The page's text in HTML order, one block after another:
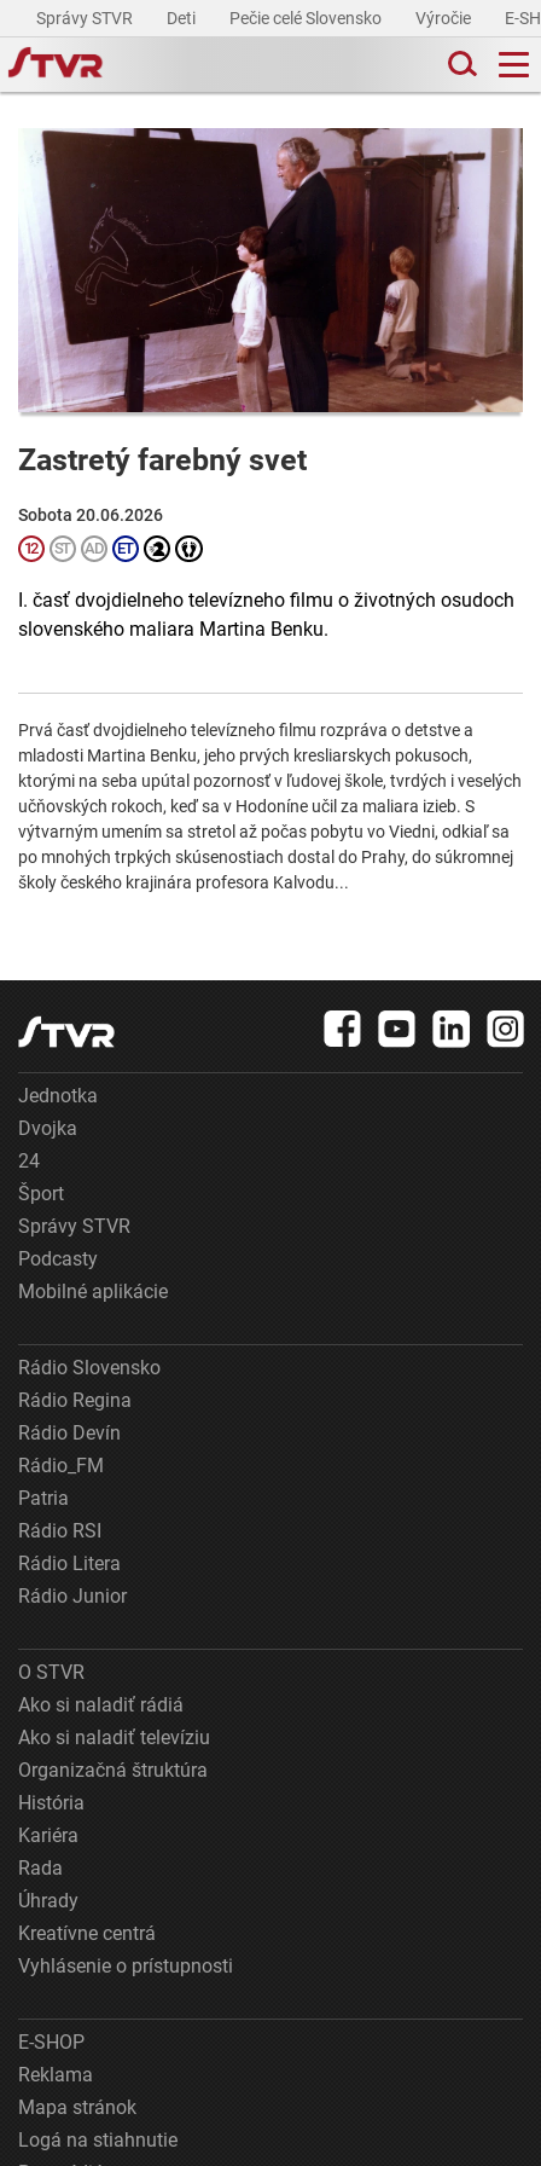
Správy STVR Deti Pečie celé Slovensko Výročie E-
Zastretý farebný svet
Sobota 20.06.2026
I. časť dvojdielneho televízneho filmu o životných osudoch
slovenského maliara Martina Benku.
Prvá časť dvojdielneho televízneho filmu rozpráva o detstve a
mladosti Martina Benku, jeho prvých kresliarskych pokusoch,
ktorými na seba upútal pozornosť v ľudovej škole, tvrdých i veselých
učňovských rokoch, keď sa v Hodoníne učil za maliara izieb. S
výtvarným umením sa stretol až počas pobytu vo Viedni, odkiaľ sa
po mnohých trpkých skúsenostiach dostal do Prahy, do súkromnej
školy českého krajinára profesora Kalvodu...
Jednotka
Dvojka
24
Šport
Správy STVR
Podcasty
Mobilné aplikácie
Rádio Slovensko
Rádio Regina
Rádio Devín
Rádio_FM
Patria
Rádio RSI
Rádio Litera
Rádio Junior
O STVR
Ako si naladiť rádiá
Ako si naladiť televíziu
Organizačná štruktúra
História
Kariéra
Rada
Úhrady
Kreatívne centrá
Vyhlásenie o prístupnosti
E-SHOP
Reklama
Mapa stránok
Logá na stiahnutie